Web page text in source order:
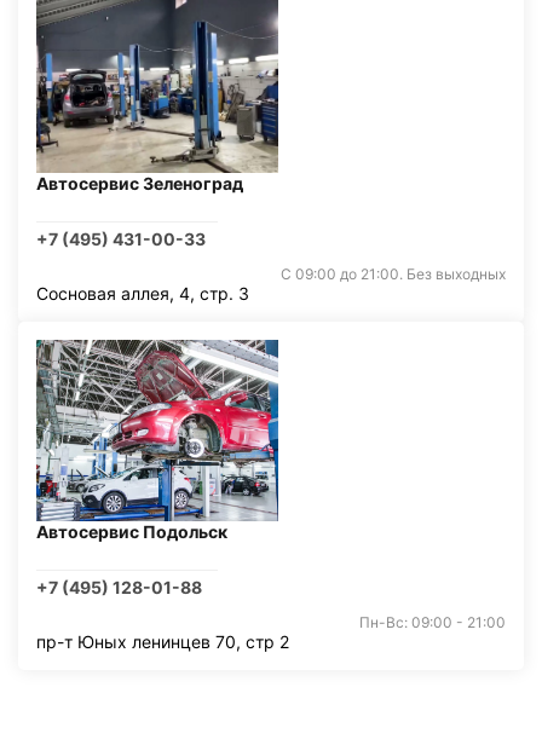
Автосервис Зеленоград
+7 (495) 431-00-33
С 09:00 до 21:00. Без выходных
Сосновая аллея, 4, стр. 3
Автосервис Подольск
+7 (495) 128-01-88
Пн-Вс: 09:00 - 21:00
пр-т Юных ленинцев 70, стр 2